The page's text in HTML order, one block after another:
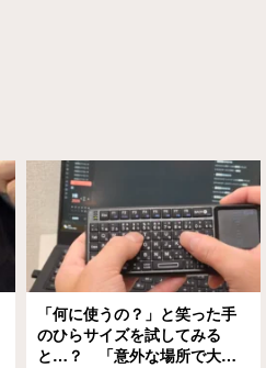
「何に使うの？」と笑った手
のひらサイズを試してみる
と…？ 「意外な場所で大活